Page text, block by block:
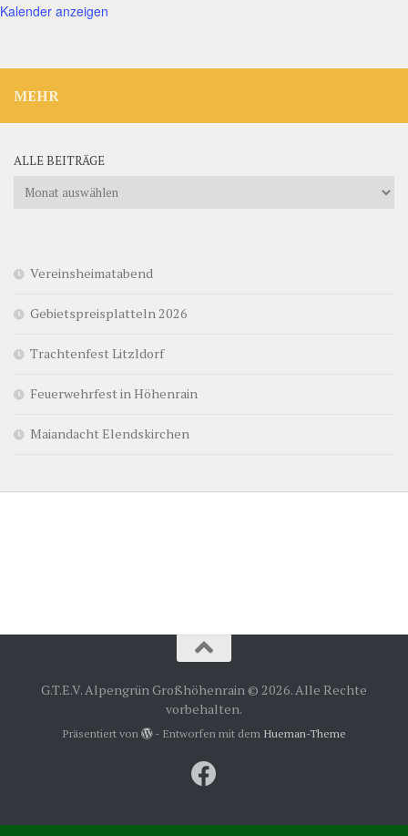
Kalender anzeigen
MEHR
ALLE BEITRÄGE
Alle
Vereinsheimatabend
Gebietspreisplatteln 2026
Trachtenfest Litzldorf
Feuerwehrfest in Höhenrain
Maiandacht Elendskirchen
G.T.E.V. Alpengrün Großhöhenrain © 2026. Alle Rechte
vorbehalten.
Präsentiert von - Entworfen mit dem Hueman-Theme